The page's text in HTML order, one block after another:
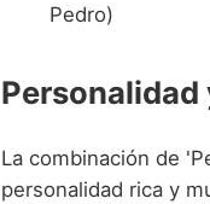
Pedro)
Personalidad
La combinación de
personalidad rica y